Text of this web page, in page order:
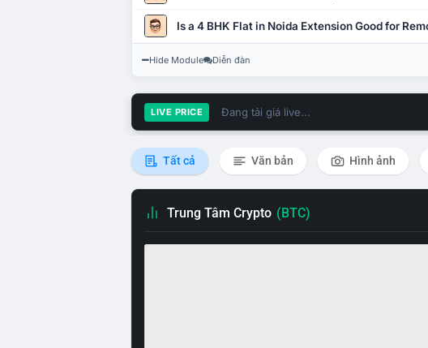
Is a 4 BHK Flat in Noida Extension Good for
Hide Module Diễn đàn
LIVE PRICE Đang tải giá live...
Tất cả Văn bản Hình ảnh
Trung Tâm Crypto (BTC)